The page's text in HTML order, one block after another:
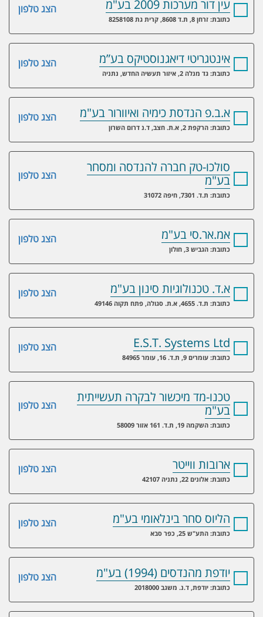
הצג טלפון עין דור מערכות 2009 בע"מ
כתובת: זרחן 8, ת.ד 8608, קרית גת 8258108
הצג טלפון אינטגריטי דיאגנוסטיקס בע”מ
כתובת: גד מנלה 2, איזור תעשיה החדש, נתניה
הצג טלפון א.ב.פ הנדסת כימיה ואיוורור בע"מ
כתובת: הרקפת 2, א.ת. חצב, ד.נ דרום השרון
הצג טלפון
סולכו-טק חברה להנדסה ומסחר
בע"מ
כתובת: ת.ד. 7301, חיפה 31072
הצג טלפון אמ.אר.סי בע"מ
כתובת: הגביש 3, חולון
הצג טלפון א.ד. טכנולוגיות סינון בע"מ
כתובת: ת.ד. 4655, א.ת. סגולה, פתח תקוה 49146
הצג טלפון E.S.T. Systems Ltd
כתובת: עומרים 9, ת.ד. 16, עומר 84965
הצג טלפון
טכנו-מד מיכשור לבקרה תעשייתית
בע"מ
כתובת: השקמה 19, ת.ד. 161 אזור 58009
הצג טלפון ארובות ווייטר
כתובת: אלונים 22, נתניה 42107
הצג טלפון הליוס סחר בינלאומי בע"מ
כתובת: התע"ש 25, כפר סבא
הצג טלפון יודפת מהנדסים (1994) בע"מ
כתובת: יודפת, ד.נ. משגב 2018000